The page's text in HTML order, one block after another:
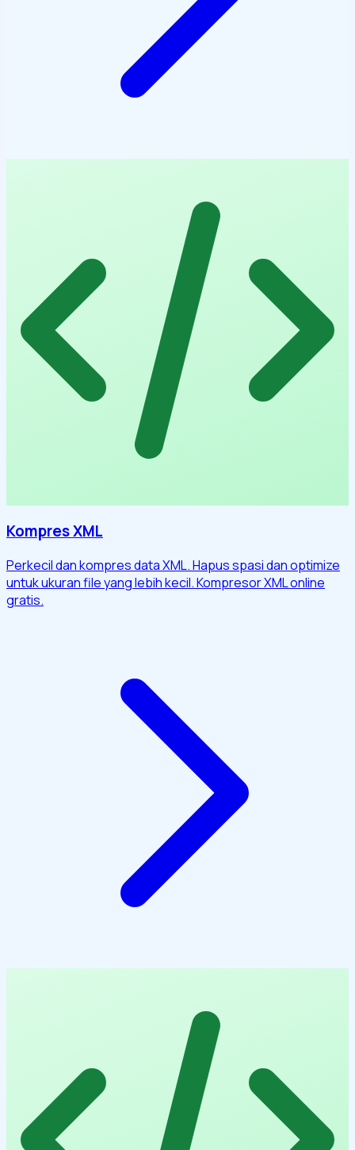
Kompres XML
Perkecil dan kompres data XML. Hapus spasi dan optimize
untuk ukuran file yang lebih kecil. Kompresor XML online
gratis.